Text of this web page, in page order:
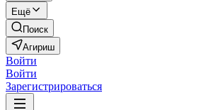
Ещё
Поиск
Агириш
Войти
Войти
Зарегистрироваться